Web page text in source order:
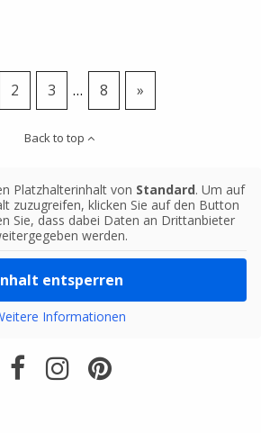
2 3 … 8 »
Back to top
Platzhalterinhalt von Standard. Um auf
zuzugreifen, klicken Sie auf den Button
Sie, dass dabei Daten an Drittanbieter
werden.
entsperren
Informationen